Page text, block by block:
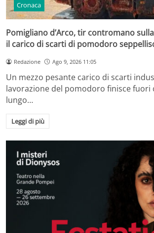
Cronaca
Pomigliano d’Arco, tir contromano
il carico di scarti di pomodoro
Redazione Ago 9, 2026 11:05
Un mezzo pesante carico di scarti
lavorazione del pomodoro finisce fuori
lungo…
Leggi di più